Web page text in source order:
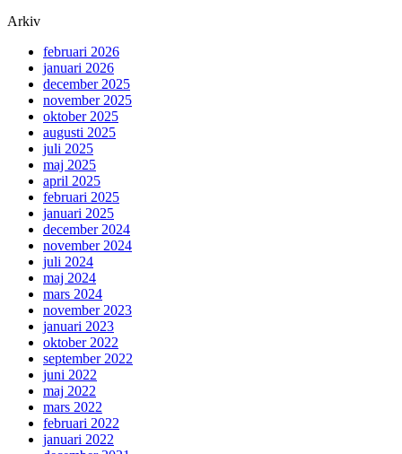
Arkiv
februari 2026
januari 2026
december 2025
november 2025
oktober 2025
augusti 2025
juli 2025
maj 2025
april 2025
februari 2025
januari 2025
december 2024
november 2024
juli 2024
maj 2024
mars 2024
november 2023
januari 2023
oktober 2022
september 2022
juni 2022
maj 2022
mars 2022
februari 2022
januari 2022